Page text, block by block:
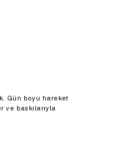
Gün boyu hareket
ve baskılarıyla